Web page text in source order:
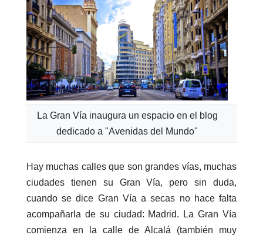
La Gran Vía inaugura un espacio en el blog
dedicado a "Avenidas del Mundo"
Hay muchas calles que son grandes vías, muchas
ciudades tienen su Gran Vía, pero sin duda,
cuando se dice Gran Vía a secas no hace falta
acompañarla de su ciudad: Madrid. La Gran Vía
comienza en la calle de Alcalá (también muy